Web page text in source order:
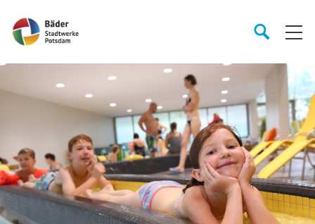
Startseite
SucheSuche